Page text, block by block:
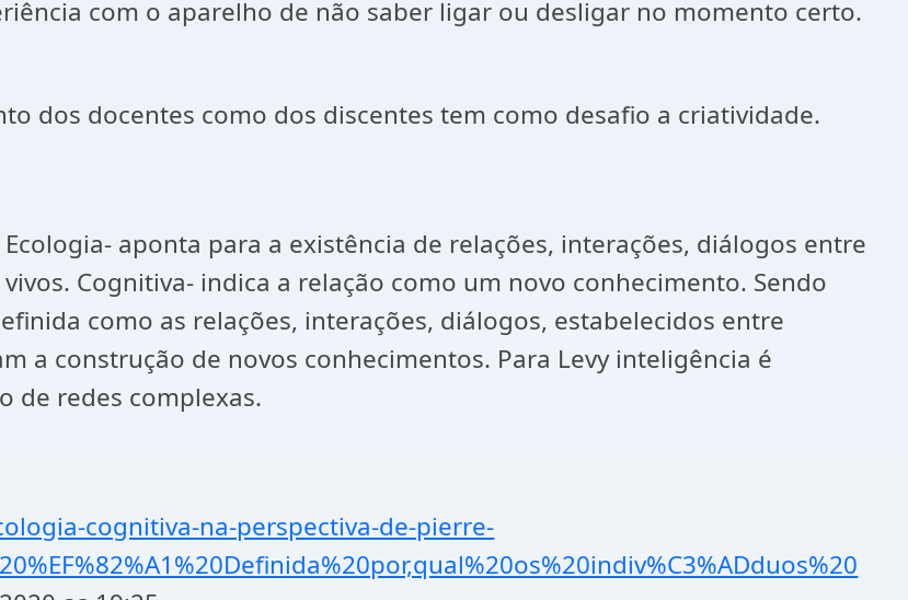
com o aparelho de não saber ligar ou desligar no momento certo.
docentes como dos discentes tem como desafio a criatividade.
aponta para a existência de relações, interações, diálogos entre
Cognitiva- indica a relação como um novo conhecimento. Sendo
como as relações, interações, diálogos, estabelecidos entre
a construção de novos conhecimentos. Para Levy inteligência é
de redes complexas.
cognitiva-na-perspectiva-de-pierre-